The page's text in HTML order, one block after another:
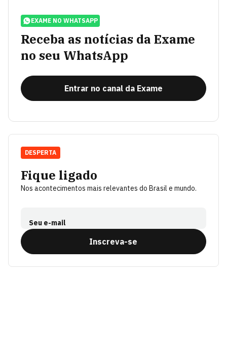
EXAME NO WHATSAPP
Receba as notícias da Exame
no seu WhatsApp
Entrar no canal da Exame
Fique ligado
Nos acontecimentos mais relevantes do Brasil e mundo.
Seu e-mail
Inscreva-se
DESPERTA